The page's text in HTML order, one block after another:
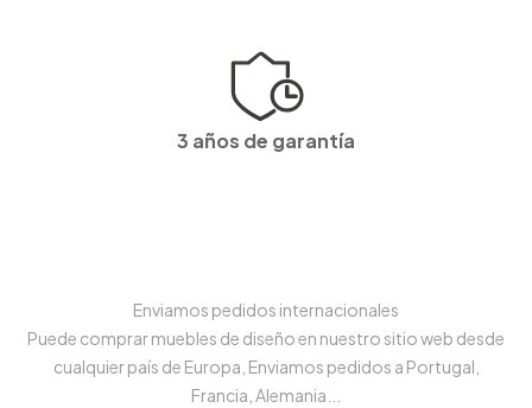
3 años de garantía
Enviamos pedidos internacionales
Puede comprar muebles de diseño en nuestro sitio web desde
cualquier país de Europa, Enviamos pedidos a Portugal,
Francia, Alemania...